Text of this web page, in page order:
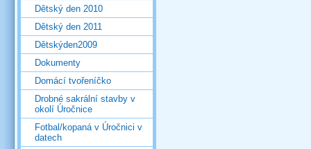
Dětský den 2010
Dětský den 2011
Dětskýden2009
Dokumenty
Domácí tvořeníčko
Drobné sakrální stavby v
okolí Úročnice
Fotbal/kopaná v Úročnici v
datech